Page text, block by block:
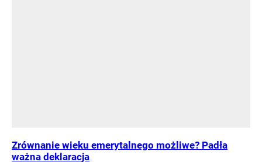
Zrównanie wieku emerytalnego możliwe? Padła
ważna deklaracja